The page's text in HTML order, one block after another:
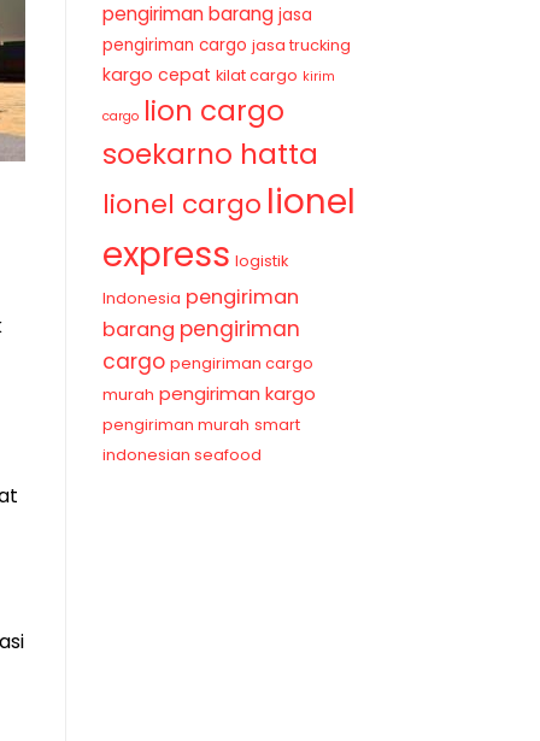
pengiriman barang jasa
pengiriman cargo jasa trucking
kargo cepat kilat cargo kirim
cargo lion cargo
soekarno hatta
lionel cargo lionel
express logistik
Indonesia pengiriman
barang pengiriman
cargo pengiriman cargo
murah pengiriman kargo
pengiriman murah smart
indonesian seafood